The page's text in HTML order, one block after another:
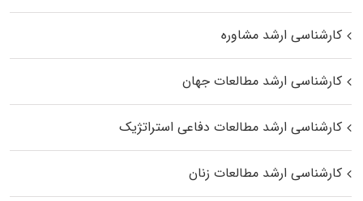
کارشناسی ارشد مشاوره
کارشناسی ارشد مطالعات جهان
کارشناسی ارشد مطالعات دفاعی استراتژیک
کارشناسی ارشد مطالعات زنان